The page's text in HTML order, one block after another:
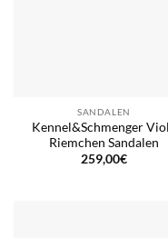
SANDALEN
Kennel&Schmenger
Riemchen Sandalen
259,00€